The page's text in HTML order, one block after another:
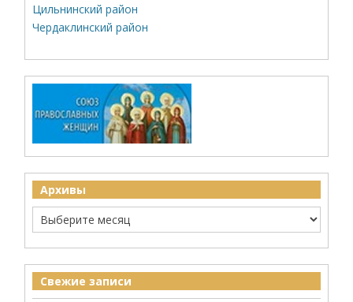
Цильнинский район
Чердаклинский район
Архивы
Свежие записи